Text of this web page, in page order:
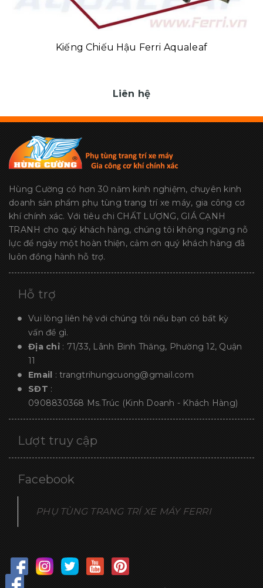
Kiếng Chiếu Hậu Ferri Aqualeaf
Liên hệ
Hùng Cường có hơn 30 năm kinh nghiệm, chuyên kinh
doanh sản phẩm phụ tùng trang trí xe máy, gia công cơ
khí chính xác. Với tiêu chi CHẤT LƯỢNG, GIÁ CẠNH
TRANH cho quý khách hàng, chúng tôi không ngừng nỗ
lực để ngày một hoàn thiện, cảm ơn quý khách hàng đã
luôn đồng hành hỗ trợ.
Hỗ trợ
Vui lòng liên hệ với chúng tôi nếu bạn có bất kỳ
vấn đề gì.
Địa chỉ : 71/33, Lãnh Binh Thăng, Phường 12, Quận
11
Email : trangtrihungcuong@gmail.com
SĐT :
0908830368 Ms.Trúc (Kinh Doanh - Khách Hàng)
Lượt truy cập
Facebook
PHỤ TÙNG TRANG TRÍ XE MÁY FERRI